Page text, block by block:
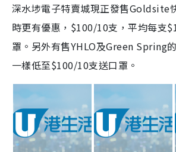
深水埗電子特賣城現正發售Goldsite
時更有優惠，$100/10支，平均每支
罩。另外有售YHLO及Green Spring
一樣低至$100/10支送口罩。